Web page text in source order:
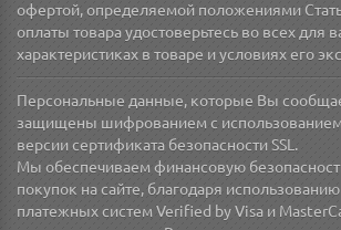
офертой, определяемой положениями
оплаты товара удостоверьтесь во всех для
характеристиках в товаре и условиях его
Персональные данные, которые Вы
защищены шифрованием с
версии сертификата безопасности SSL.
Мы обеспечиваем финансовую
покупок на сайте, благодаря
платежных систем Verified by Visa и